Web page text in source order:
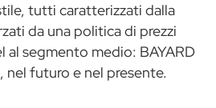
tutti caratterizzati dalla
da una politica di prezzi
al segmento medio: BAYARD
nel futuro e nel presente.